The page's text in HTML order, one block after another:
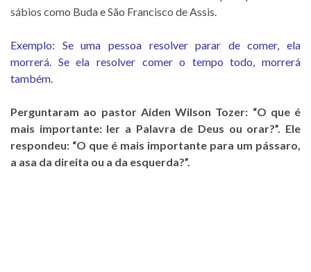
sábios como Buda e São Francisco de Assis.
Exemplo: Se uma pessoa resolver parar de comer, ela
morrerá. Se ela resolver comer o tempo todo, morrerá
também.
Perguntaram ao pastor Aiden Wilson Tozer: “O que é
mais importante: ler a Palavra de Deus ou orar?”. Ele
respondeu: “O que é mais importante para um pássaro,
a asa da direita ou a da esquerda?”.